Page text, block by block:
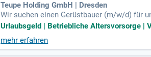
Teupe Holding GmbH | Dresden
Wir suchen einen Gerüstbauer (m/w/d) für
ktive Anstellung. Zu Ihren Aufgaben zählen
bringen eine abgeschlossene Ausbildung
ich belastbar und besitzen idealerweise
€ bei längeren Einsätzen.
Urlaubsgeld | Betriebliche Altersvorsorge |
mehr erfahren